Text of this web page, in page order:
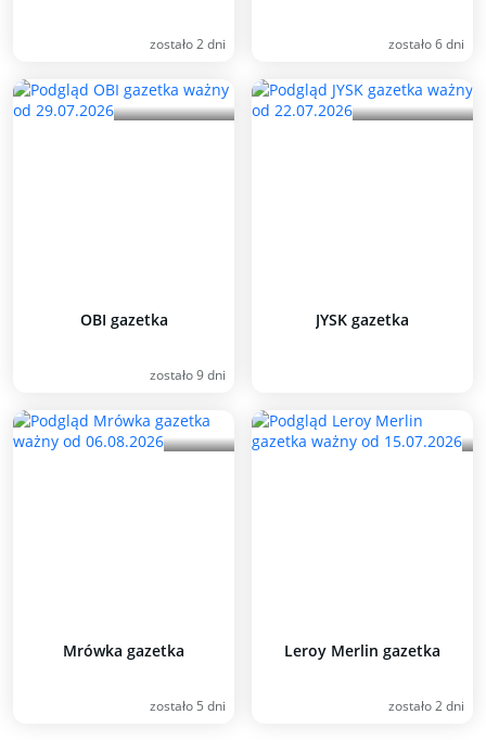
zostało 2 dni zostało 6 dni
OBI gazetka
zostało 9 dni
JYSK gazetka
Mrówka gazetka
zostało 5 dni
Leroy Merlin gazetka
zostało 2 dni